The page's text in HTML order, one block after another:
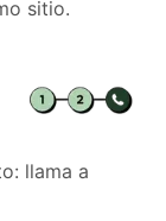
sitio.
llama a